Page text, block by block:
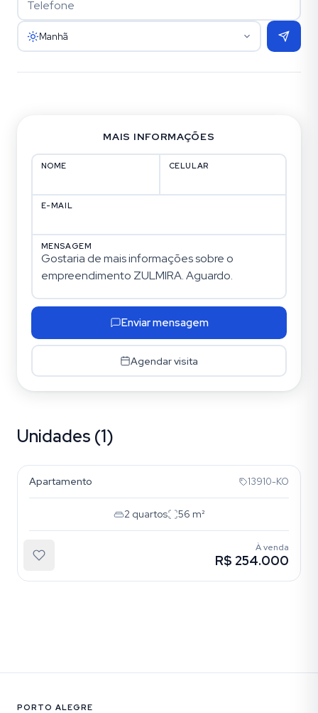
Manhã
MAIS INFORMAÇÕES
NOME CELULAR
E-MAIL
MENSAGEM
Enviar mensagem
Agendar visita
Unidades (1)
Azenha
Apartamento 13910-KO
2 quartos 56 m²
À venda
R$ 254.000
PORTO ALEGRE